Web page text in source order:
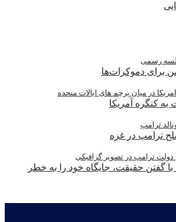
برای دموکرات‌ها
به کنگره آمریکا
ترامپ در غزه
گفتن حقیقت، جایگاه خود را به خطر